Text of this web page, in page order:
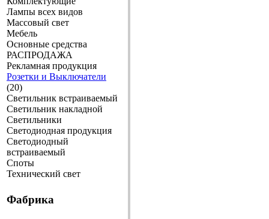
Лампы всех видов
Массовый свет
Мебель
Основные средства
РАСПРОДАЖА
Рекламная продукция
Розетки и Выключатели
(20)
Светильник встраиваемый
Светильник накладной
Светильники
Светодиодная продукция
Светодиодный
встраиваемый
Споты
Технический свет
Фабрика